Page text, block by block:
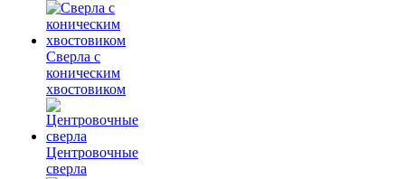
Сверла с
коническим
хвостовиком
Центровочные
сверла